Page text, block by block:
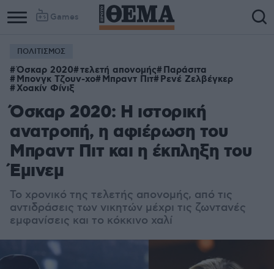
Games
ΠΟΛΙΤΙΣΜΟΣ
Όσκαρ 2020 τελετή απονομής Παράσιτα
Μπονγκ Τζουν-χο Μπραντ Πιτ Ρενέ Ζελβέγκερ
Χοακίν Φίνιξ
Όσκαρ 2020: Η ιστορική
ανατροπή, η αφιέρωση του
Μπραντ Πιτ και η έκπληξη του
Έμινεμ
Το χρονικό της τελετής απονομής, από τις
αντιδράσεις των νικητών μέχρι τις ζωντανές
εμφανίσεις και το κόκκινο χαλί